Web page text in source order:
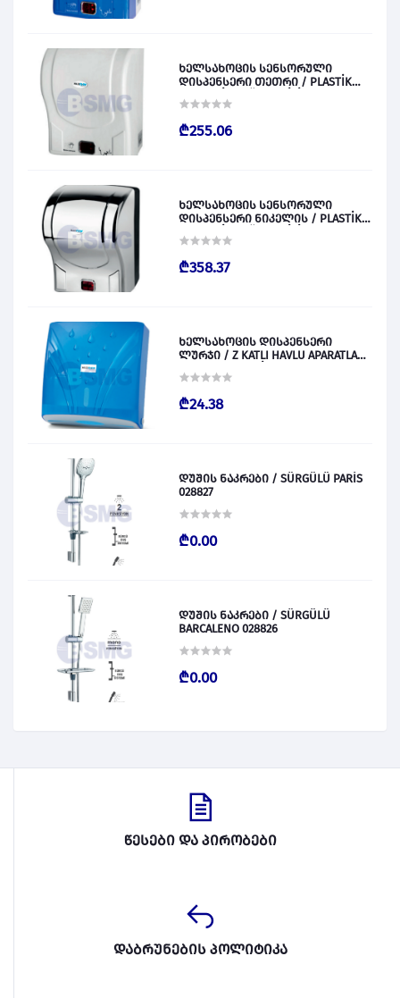
ხელსახოცის სენსორული
დისპენსერი თეთრი / PLASTİK
028829
₾255.06
ხელსახოცის სენსორული
დისპენსერი ნიკელის / PLASTİK
028830
₾358.37
ხელსახოცის დისპენსერი
ლურჯი / Z KATLI HAVLU APARATLARI
₾24.38
დუშის ნაკრები / SÜRGÜLÜ PARİS
028827
₾0.00
დუშის ნაკრები / SÜRGÜLÜ
BARCALENO 028826
₾0.00
წესები და პირობები
დაბრუნების პოლიტიკა